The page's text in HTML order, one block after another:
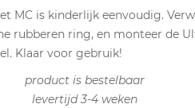
MC is kinderlijk eenvoudig.
rubberen ring, en monteer de
Klaar voor gebruik!
product is bestelbaar
levertijd 3-4 weken